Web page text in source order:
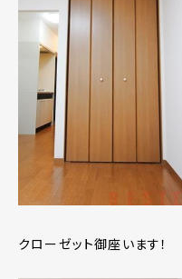
クローゼット御座います！